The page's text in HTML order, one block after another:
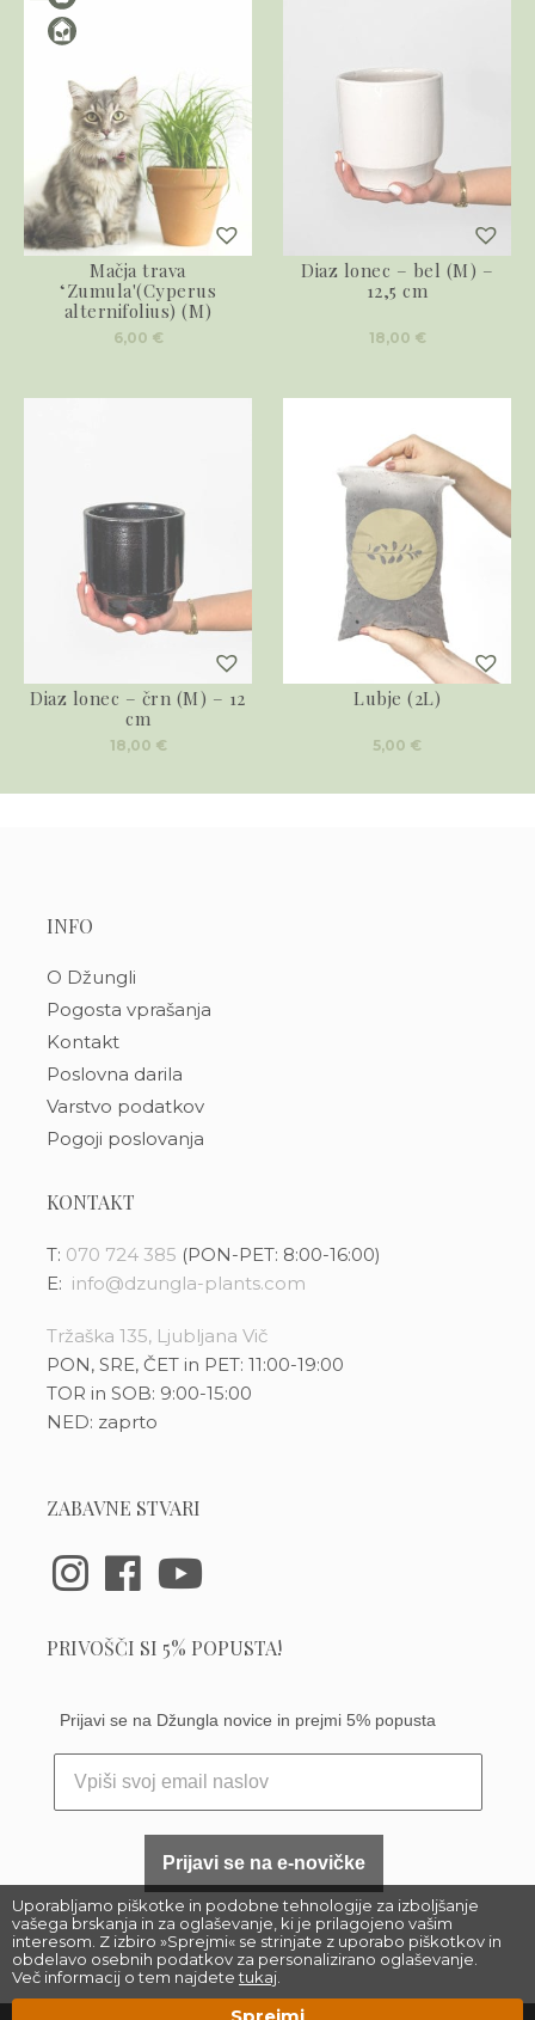
Uporabljamo piškotke in podobne tehnologije za izboljšanje
vašega brskanja in za oglaševanje, ki je prilagojeno vašim
interesom. Z izbiro »Sprejmi« se strinjate z uporabo piškotkov in
obdelavo osebnih podatkov za personalizirano oglaševanje.
Več informacij o tem najdetetukaj
Mačja trava
‘Zumula'(Cyperus
alternifolius) (M)
6,00 €
Diaz lonec – bel (M) –
12,5 cm
18,00 €
Diaz lonec – črn (M) – 12
cm
18,00 €
Lubje (2L)
5,00 €
INFO
O Džungli
Pogosta vprašanja
Kontakt
Poslovna darila
Varstvo podatkov
Pogoji poslovanja
KONTAKT
T: 070 724 385 (PON-PET: 8:00-16:00)
E: info@dzungla-plants.com
Tržaška 135, Ljubljana Vič
PON, SRE, ČET in PET: 11:00-19:00
TOR in SOB: 9:00-15:00
NED: zaprto
ZABAVNE STVARI
PRIVOŠČI SI 5% POPUSTA!
Prijavi se na Džungla novice in prejmi 5% popusta
Prijavi se na e-novičke